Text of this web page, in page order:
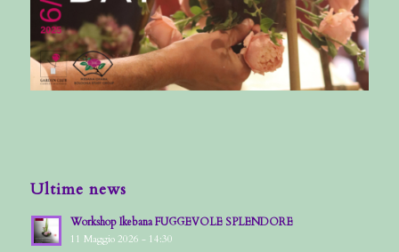
Ultime news
Workshop Ikebana FUGGEVOLE SPLENDORE
11 Maggio 2026 - 14:30